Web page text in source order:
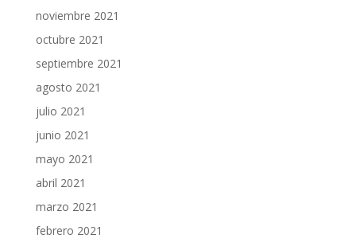
noviembre 2021
octubre 2021
septiembre 2021
agosto 2021
julio 2021
junio 2021
mayo 2021
abril 2021
marzo 2021
febrero 2021